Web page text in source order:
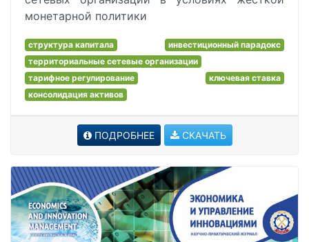
монетарной политики
структура капитала
инвестиционный парадокс
территориальные сетевые организации
тарифное регулирование
ключевая ставка
консолидация активов
ПОДРОБНЕЕ СКАЧАТЬ